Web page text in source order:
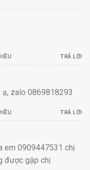
TRẢ LỜI
zalo 0869818293
TRẢ LỜI
em 0909447531 chị
được gặp chị